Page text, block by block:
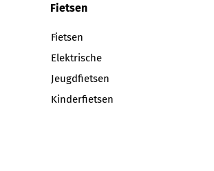
Fietsen
Fietsen
Elektrische
Jeugdfietsen
Kinderfietsen